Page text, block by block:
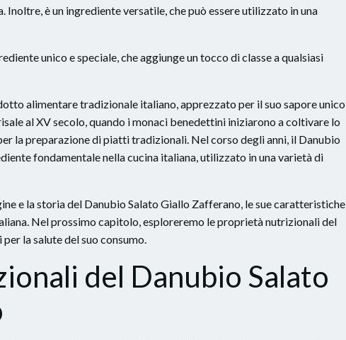
è un ingrediente versatile, che può essere utilizzato in una
unico e speciale, che aggiunge un tocco di classe a qualsiasi
alimentare tradizionale italiano, apprezzato per il suo sapore unico
al XV secolo, quando i monaci benedettini iniziarono a coltivare lo
la preparazione di piatti tradizionali. Nel corso degli anni, il Danubio
fondamentale nella cucina italiana, utilizzato in una varietà di
e la storia del Danubio Salato Giallo Zafferano, le sue caratteristiche
Nel prossimo capitolo, esploreremo le proprietà nutrizionali del
la salute del suo consumo.
del Danubio Salato